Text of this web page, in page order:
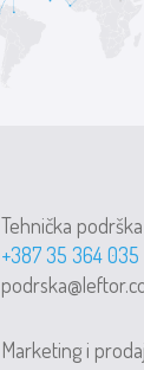
Tehnička podrška
+387 35 364 035
Marketing i